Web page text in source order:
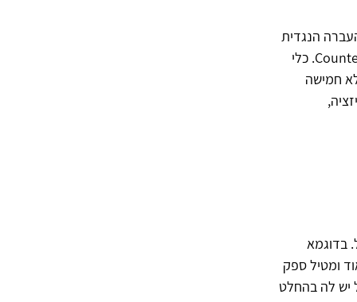
הנגדית
שלהם. כלי עיקרי שפותח לצורך זה הוא ה-Countertransference Factors Inventory (CFI). כלי
חמישה
בדוגמא
ומטיל ספק
יש לה בהחלט